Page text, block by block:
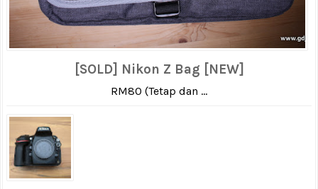
[SOLD] Nikon Z Bag [NEW]
RM80 (Tetap dan ...